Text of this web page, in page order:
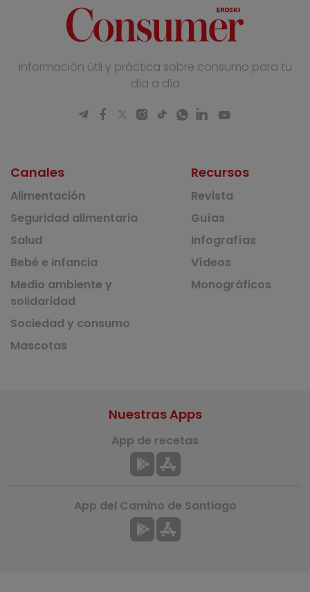
Información útil y práctica sobre consumo para tu
día a día
Canales
Alimentación
Seguridad alimentaria
Salud
Bebé e infancia
Medio ambiente y
solidaridad
Sociedad y consumo
Mascotas
Recursos
Revista
Guías
Infografías
Vídeos
Monográficos
Nuestras Apps
App de recetas
App del Camino de Santiago